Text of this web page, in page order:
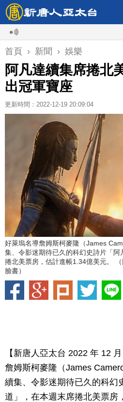
降低
首頁 › 新聞 › 娛樂
阿凡達續集席捲北
出冠軍寶座
更新時間：2022-12-19 20:09:04
好萊塢名導詹姆斯柯麥隆（James
集、令影迷期待已久的科幻史詩片「
捲北美票房，估計進帳1.34億美元。
臉書）
【新唐人亞太台 2022 年 12
詹姆斯柯麥隆（James
續集、令影迷期待已久的科幻
道」，在本週末席捲北美票房